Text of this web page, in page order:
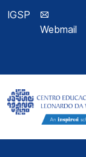
IGSP
Webmail